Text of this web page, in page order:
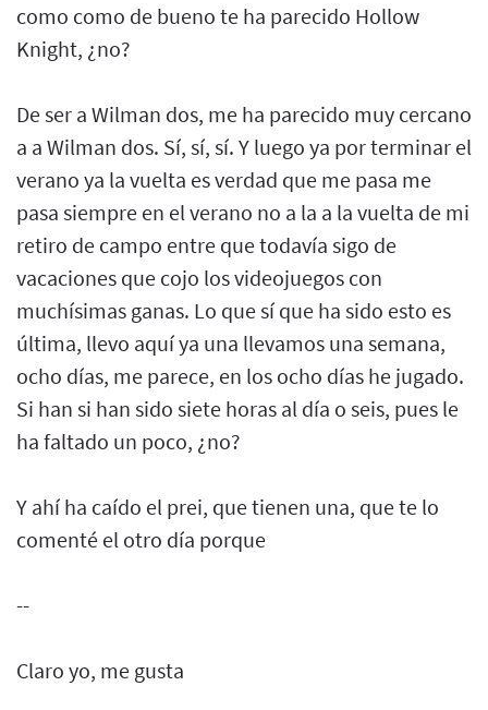
como como de bueno te ha parecido Hollow
Knight, ¿no?
De ser a Wilman dos, me ha parecido muy cercano
a a Wilman dos. Sí, sí, sí. Y luego ya por terminar el
verano ya la vuelta es verdad que me pasa me
pasa siempre en el verano no a la a la vuelta de mi
retiro de campo entre que todavía sigo de
vacaciones que cojo los videojuegos con
muchísimas ganas. Lo que sí que ha sido esto es
última, llevo aquí ya una llevamos una semana,
ocho días, me parece, en los ocho días he jugado.
Si han si han sido siete horas al día o seis, pues le
ha faltado un poco, ¿no?
Y ahí ha caído el prei, que tienen una, que te lo
comenté el otro día porque
--
Claro yo, me gusta